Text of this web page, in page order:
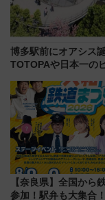
博多駅前にオアシス
TOTOPAや日本一の
【奈良県】全国から
参加！駅弁も大集合